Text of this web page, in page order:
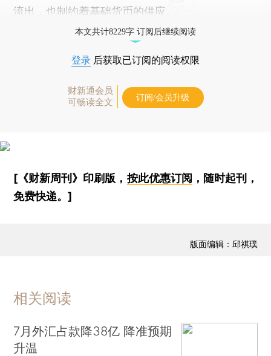
流出，也制约着基础货币的供应。
本文共计8229字 订阅后继续阅读
登录 后获取已订阅的阅读权限
财新通会员
可畅读全文
订阅/会员升级
[《财新周刊》印刷版， 按此优惠订阅 ，随时起刊，
免费快递。]
版面编辑：邱祺璞
相关阅读
7月外汇占款降38亿 降准预期
升温